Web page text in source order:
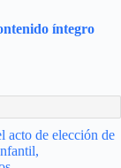
íntegro
acto de elección de